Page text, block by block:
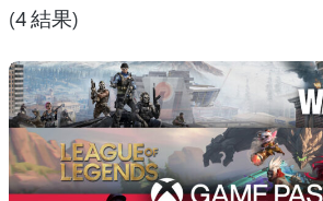
(4 結果)